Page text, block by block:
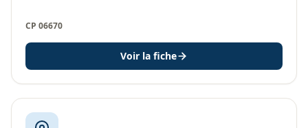
CP 06670
Voir la fiche